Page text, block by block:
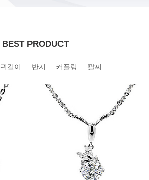
BEST PRODUCT
귀걸이 반지 커플링 팔찌